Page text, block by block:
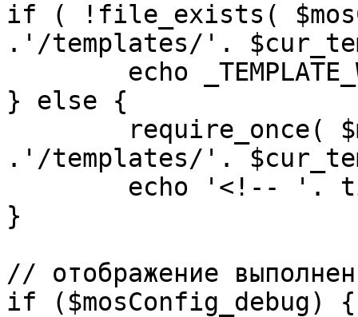
if ( !file_exists(
.'/templates/'.
} else {
.'/templates/'.
}
// отображение
if ($mosConfig_debug) {